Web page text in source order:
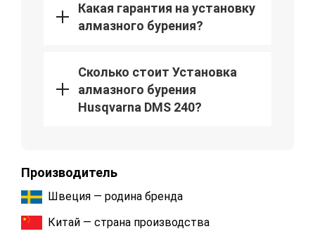
Какая гарантия на установку
алмазного бурения?
Сколько стоит Установка
алмазного бурения
Husqvarna DMS 240?
Производитель
Швеция — родина бренда
Китай — страна производства